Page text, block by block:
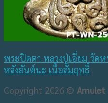
พระปิดตา หลวงปู่เอี่ยม วัด
หลังยันต์นะ เนื้อสัมฤทธิ์
Copyright 2026 © Amulet